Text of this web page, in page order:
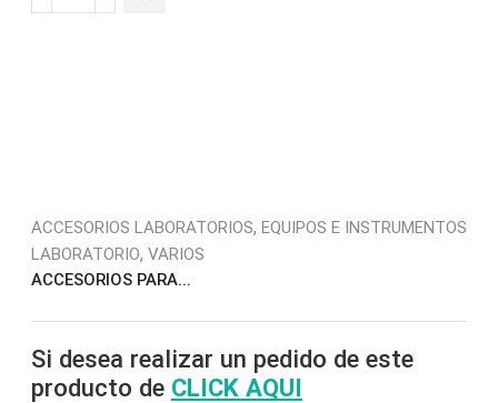
ACCESORIOS LABORATORIOS, EQUIPOS E INSTRUMENTOS
LABORATORIO, VARIOS
ACCESORIOS PARA...
Si desea realizar un pedido de este
producto de CLICK AQUI